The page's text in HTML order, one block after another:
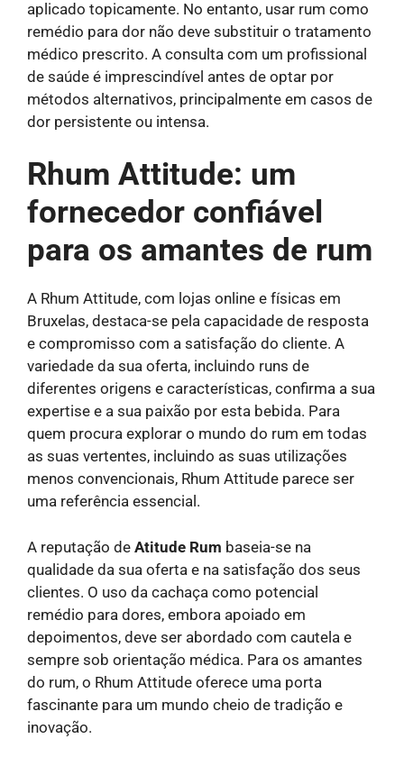
aplicado topicamente. No entanto, usar rum como
remédio para dor não deve substituir o tratamento
médico prescrito. A consulta com um profissional
de saúde é imprescindível antes de optar por
métodos alternativos, principalmente em casos de
dor persistente ou intensa.
Rhum Attitude: um
fornecedor confiável
para os amantes de rum
A Rhum Attitude, com lojas online e físicas em
Bruxelas, destaca-se pela capacidade de resposta
e compromisso com a satisfação do cliente. A
variedade da sua oferta, incluindo runs de
diferentes origens e características, confirma a sua
expertise e a sua paixão por esta bebida. Para
quem procura explorar o mundo do rum em todas
as suas vertentes, incluindo as suas utilizações
menos convencionais, Rhum Attitude parece ser
uma referência essencial.
A reputação de Atitude Rum baseia-se na
qualidade da sua oferta e na satisfação dos seus
clientes. O uso da cachaça como potencial
remédio para dores, embora apoiado em
depoimentos, deve ser abordado com cautela e
sempre sob orientação médica. Para os amantes
do rum, o Rhum Attitude oferece uma porta
fascinante para um mundo cheio de tradição e
inovação.